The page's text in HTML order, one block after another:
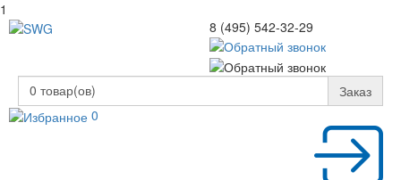
1
8 (495) 542-32-29
0 товар(ов)
Заказ
0